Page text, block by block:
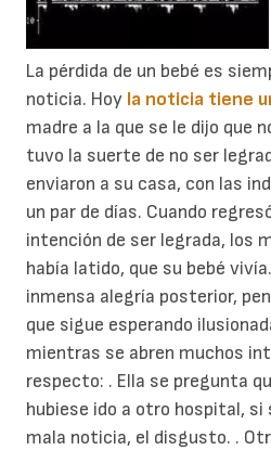
La pérdida de un bebé es
noticia. Hoy la noticia tiene
madre a la que se le dijo que
tuvo la suerte de no ser
enviaron a su casa, con las
un par de días. Cuando
intención de ser legrada, los
había latido, que su bebé
inmensa alegría posterior,
que sigue esperando
mientras se abren muchos
respecto: . Ella se pregunta
hubiese ido a otro hospital, si
mala noticia, el disgusto. .